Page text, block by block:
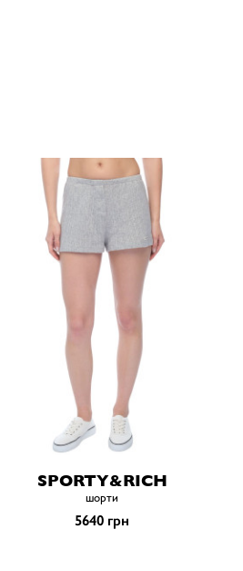
SPORTY&RICH
шорти
5640 грн